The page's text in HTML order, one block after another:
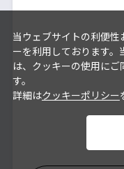
自
当ウェブサイトの利便
ーを利用しております
は、クッキーの使用に
す。
詳細はクッキーポリシー